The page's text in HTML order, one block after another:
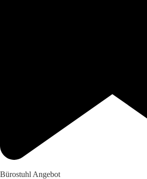
Bürostuhl Angebot